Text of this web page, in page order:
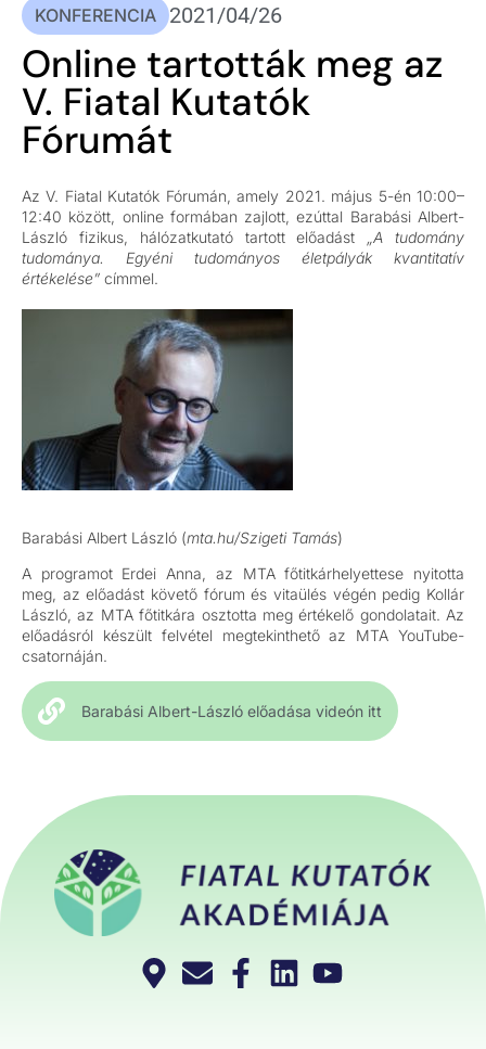
KONFERENCIA 2021/04/26
Online tartották meg az
V. Fiatal Kutatók
Fórumát
Az V. Fiatal Kutatók Fórumán, amely 2021. május 5-én 10:00–
12:40 között, online formában zajlott, ezúttal Barabási Albert-
László fizikus, hálózatkutató tartott előadást „A tudomány
tudománya. Egyéni tudományos életpályák kvantitatív
értékelése” címmel.
Barabási Albert László (mta.hu/Szigeti Tamás)
A programot Erdei Anna, az MTA főtitkárhelyettese nyitotta
meg, az előadást követő fórum és vitaülés végén pedig Kollár
László, az MTA főtitkára osztotta meg értékelő gondolatait. Az
előadásról készült felvétel megtekinthető az MTA YouTube-
csatornáján.
Barabási Albert-László előadása videón itt